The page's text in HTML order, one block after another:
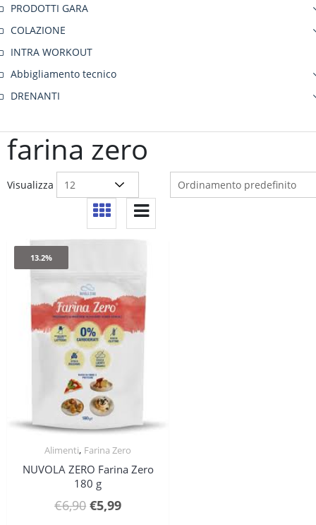
farina zero
Visualizza
13.2%
Alimenti, Farina Zero
NUVOLA ZERO Farina Zero
180 g
€6,90 Il
€5,99Il
PRODOTTI GARA
COLAZIONE
INTRA WORKOUT
Abbigliamento tecnico
DRENANTI